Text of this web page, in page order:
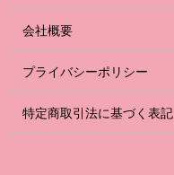
会社概要
プライバシーポリシー
特定商取引法に基づく表記